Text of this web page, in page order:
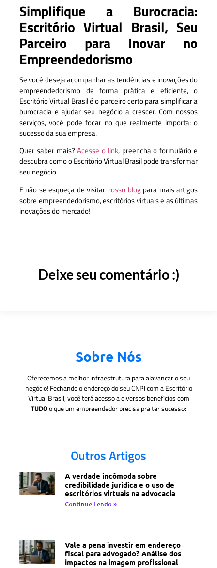
Simplifique a Burocracia:
Escritório Virtual Brasil, Seu
Parceiro para Inovar no
Empreendedorismo
Se você deseja acompanhar as tendências e inovações do
empreendedorismo de forma prática e eficiente, o
Escritório Virtual Brasil é o parceiro certo para simplificar a
burocracia e ajudar seu negócio a crescer. Com nossos
serviços, você pode focar no que realmente importa: o
sucesso da sua empresa.
Quer saber mais?Acesse o link, preencha o formulário e
descubra como o Escritório Virtual Brasil pode transformar
seu negócio.
E não se esqueça de visitar nosso blogpara mais artigos
sobre empreendedorismo, escritórios virtuais e as últimas
inovações do mercado!
Deixe seu comentário :)
Sobre Nós
Oferecemos a melhor infraestrutura para alavancar o seu
negócio! Fechando o endereço do seu CNPJ com a Escritório
Virtual Brasil, você terá acesso a diversos benefícios com
TUDOo que um empreendedor precisa pra ter sucesso:
Outros Artigos
A verdade incômoda sobre
credibilidade jurídica e o uso de
escritórios virtuais na advocacia
Continue Lendo »
Vale a pena investir em endereço
fiscal para advogado? Análise dos
impactos na imagem profissional